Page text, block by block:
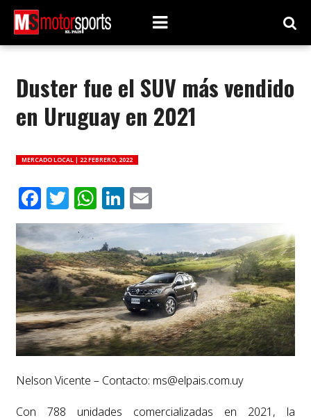
Duster fue el SUV más vendido
en Uruguay en 2021
MERCADO LOCAL | 22 FEBRERO, 2022
Facebook
Twitter
WhatsApp
LinkedIn
Email
Nelson Vicente – Contacto: ms@elpais.com.uy
Con 788 unidades comercializadas en 2021, la